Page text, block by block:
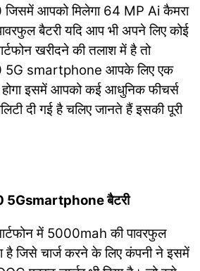
आपको मिलेगा 64 MP Ai कैमरा
बैटरी यदि आप भी अपने लिए कोई
खरीदने की तलाश में है तो
5G smartphone आपके लिए एक
होगा इसमें आपको कई आधुनिक फीचर्स
दी गई है चलिए जानते हैं इसकी पूरी
5Gsmartphone बैटरी
में 5000mah की पावरफुल
है जिसे चार्ज करने के लिए कंपनी ने इसमें